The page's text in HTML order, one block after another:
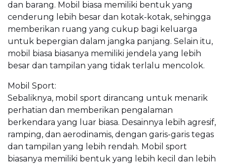
dan barang. Mobil biasa memiliki bentuk yang
cenderung lebih besar dan kotak-kotak, sehingga
memberikan ruang yang cukup bagi keluarga
untuk bepergian dalam jangka panjang. Selain itu,
mobil biasa biasanya memiliki jendela yang lebih
besar dan tampilan yang tidak terlalu mencolok.
Mobil Sport:
Sebaliknya, mobil sport dirancang untuk menarik
perhatian dan memberikan pengalaman
berkendara yang luar biasa. Desainnya lebih agresif,
ramping, dan aerodinamis, dengan garis-garis tegas
dan tampilan yang lebih rendah. Mobil sport
biasanya memiliki bentuk yang lebih kecil dan lebih